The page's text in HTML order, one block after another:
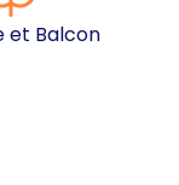
et Balcon